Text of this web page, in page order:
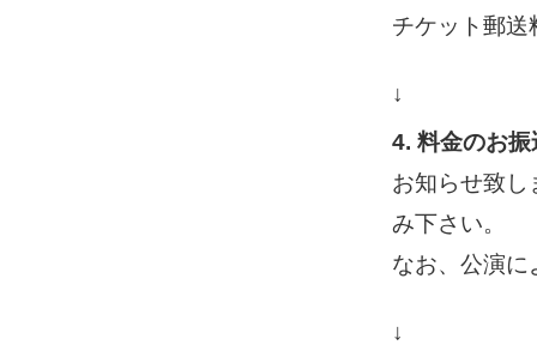
チケット郵
↓
4. 料金のお振
お知らせ致し
み下さい。
なお、公演に
↓